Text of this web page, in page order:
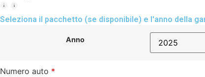
Seleziona il pacchetto (se disponibile) e l'anno della
Anno
Numero auto *